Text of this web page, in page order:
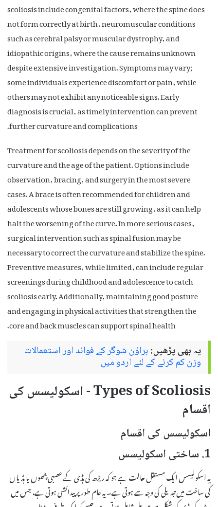
scoliosis include congenital factors, where the spine does
not form correctly at birth, neuromuscular conditions
such as cerebral palsy or muscular dystrophy, and
idiopathic origins, where the cause remains unknown
despite extensive investigation. Symptoms may vary;
some individuals experience discomfort or pain, while
others may not exhibit any noticeable signs. Early
diagnosis is crucial, as timely intervention can prevent
further curvature and complications.
Treatment for scoliosis depends on the severity of the
curvature and the age of the patient. Options include
observation, bracing, and surgery in the most severe
cases. A brace is often recommended for children and
adolescents whose bones are still growing, as it can help
halt the worsening of the curve. In more serious cases,
surgical intervention such as spinal fusion may be
necessary to correct the curvature and stabilize the spine.
Preventive measures, while limited, can include regular
screenings during childhood and adolescence to catch
scoliosis early. Additionally, maintaining good posture
and engaging in physical activities that strengthen the
core and back muscles can support spinal health.
یہ بھی پڑھیں:براؤن شوگر کے فوائد اور استعمالات
وزن کم کرنے کے لئے اردو میں
Types of Scoliosis - اسکولیسس کی
اقسام
اسکولیسس کی اقسام
1. ساختی اسکولیسس
یہ اسکولیسس ایک مستقل حالت ہے جو کہ ریڑھ کی ہڈی کے عصبی پٹھوں یا ہڈیاں
کی ساخت میں تبدیلی کی وجہ سے ہوتی ہے۔ یہ عام طور پر پیدائشی ہوتی ہے، جس میں